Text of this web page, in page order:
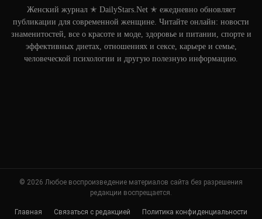
Женский журнал ✭ DailyStars.Net ✭ ежедневно обновляет
публикации для современной женщине. Читайте онлайн: новости
знаменитостей, все о красоте и моде, здоровье и питании, спорте и
эффективных диетах, отношениях и сексе, карьере и семье,
человеческой психологии и другую полезную информацию.
© 2026 Любое воспроизведение материалов сайта без разрешения
редакции воспрещается.
Главная Связаться с редакцией Политика конфиденциальности